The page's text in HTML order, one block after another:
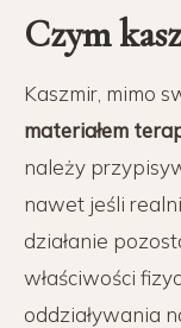
Czym
Kaszmir, mimo
materiałem
należy
nawet jeśli
działanie
właściwości
oddziaływania